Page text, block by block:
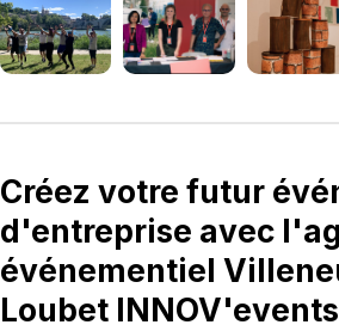
Créez votre futur
d'entreprise avec
événementiel
Loubet INNOV'events